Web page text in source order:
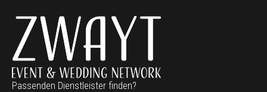
Passenden Dienstleister finden?